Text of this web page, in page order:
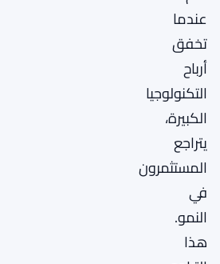
عندما
تخفق
أرباح
التكنولوجيا
الكبيرة،
يتراجع
المستثمرون
في
النمو.
هذا